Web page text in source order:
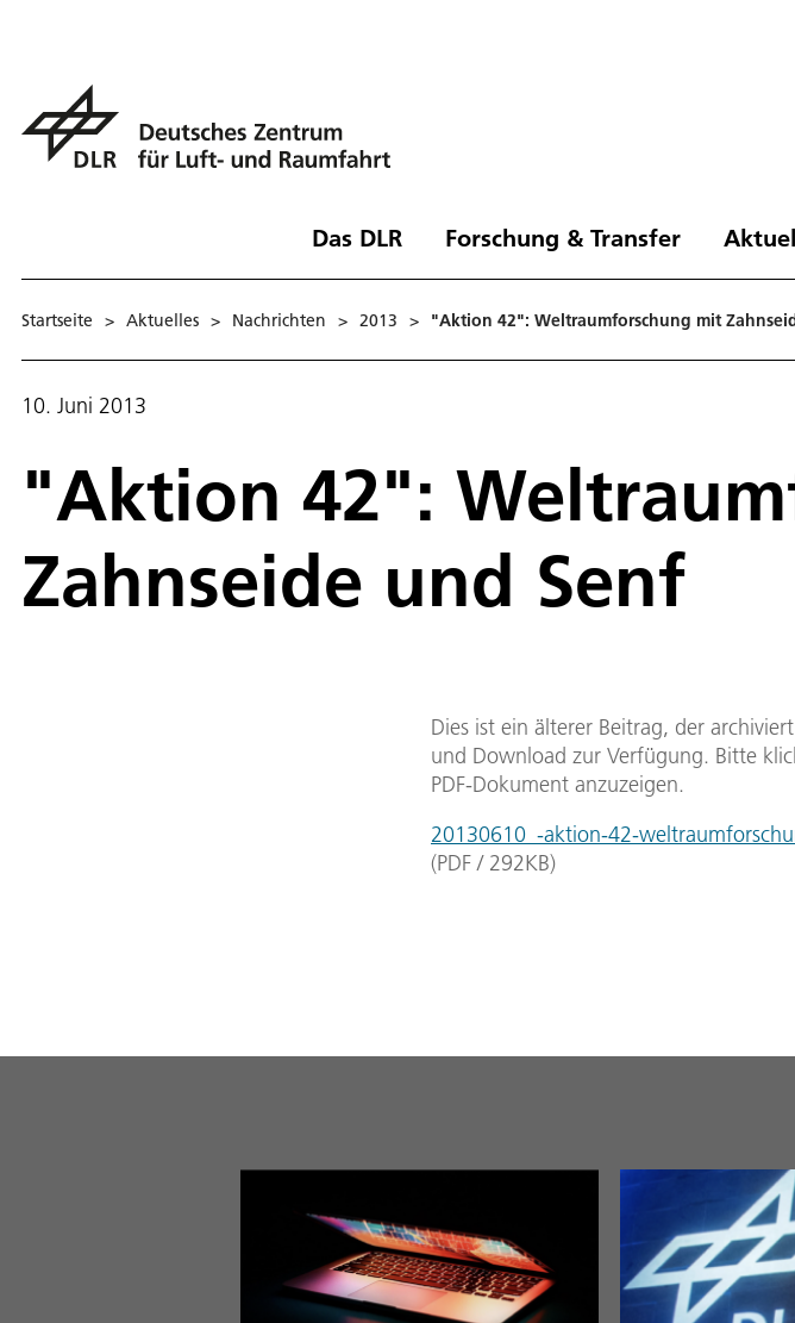
Das DLR Forschung & Transfer
Startseite > Aktuelles > Nachrichten > 2013 > "Aktion 42": Weltraumforschung mit
10. Juni 2013
"Aktion 42":
Zahnseide und Senf
Dies ist ein älterer Beitrag, der
und Download zur Verfügung. Bitte
PDF-Dokument anzuzeigen.
20130610_-aktion-42-
(PDF / 292KB)